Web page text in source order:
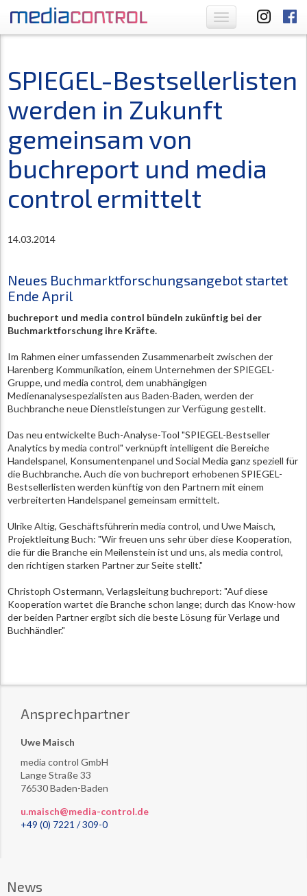
Toggle
navigation
SPIEGEL-Bestsellerlisten
werden in Zukunft
gemeinsam von
buchreport und media
control ermittelt
14.03.2014
Neues Buchmarktforschungsangebot startet
Ende April
buchreport und media control bündeln zukünftig bei der
Buchmarktforschung ihre Kräfte.
Im Rahmen einer umfassenden Zusammenarbeit zwischen der
Harenberg Kommunikation, einem Unternehmen der SPIEGEL-
Gruppe, und media control, dem unabhängigen
Medienanalysespezialisten aus Baden-Baden, werden der
Buchbranche neue Dienstleistungen zur Verfügung gestellt.
Das neu entwickelte Buch-Analyse-Tool "SPIEGEL-Bestseller
Analytics by media control" verknüpft intelligent die Bereiche
Handelspanel, Konsumentenpanel und Social Media ganz speziell für
die Buchbranche. Auch die von buchreport erhobenen SPIEGEL-
Bestsellerlisten werden künftig von den Partnern mit einem
verbreiterten Handelspanel gemeinsam ermittelt.
Ulrike Altig, Geschäftsführerin media control, und Uwe Maisch,
Projektleitung Buch: "Wir freuen uns sehr über diese Kooperation,
die für die Branche ein Meilenstein ist und uns, als media control,
den richtigen starken Partner zur Seite stellt."
Christoph Ostermann, Verlagsleitung buchreport: "Auf diese
Kooperation wartet die Branche schon lange; durch das Know-how
der beiden Partner ergibt sich die beste Lösung für Verlage und
Buchhändler."
Ansprechpartner
Uwe Maisch
media control GmbH
Lange Straße 33
76530 Baden-Baden
u.maisch@media-control.de
+49 (0) 7221 / 309-0
News